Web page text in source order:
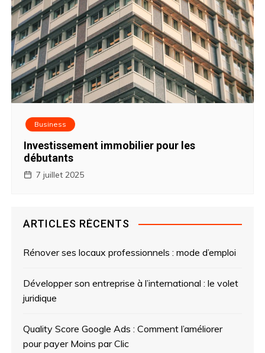
Business
Investissement immobilier pour les
débutants
7 juillet 2025
ARTICLES RÉCENTS
Rénover ses locaux professionnels : mode d’emploi
Développer son entreprise à l’international : le volet
juridique
Quality Score Google Ads : Comment l’améliorer
pour payer Moins par Clic